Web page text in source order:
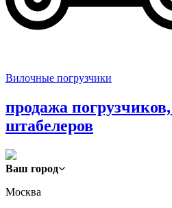
Вилочные погрузчики
продажа
штабелеров
Ваш город
Москва